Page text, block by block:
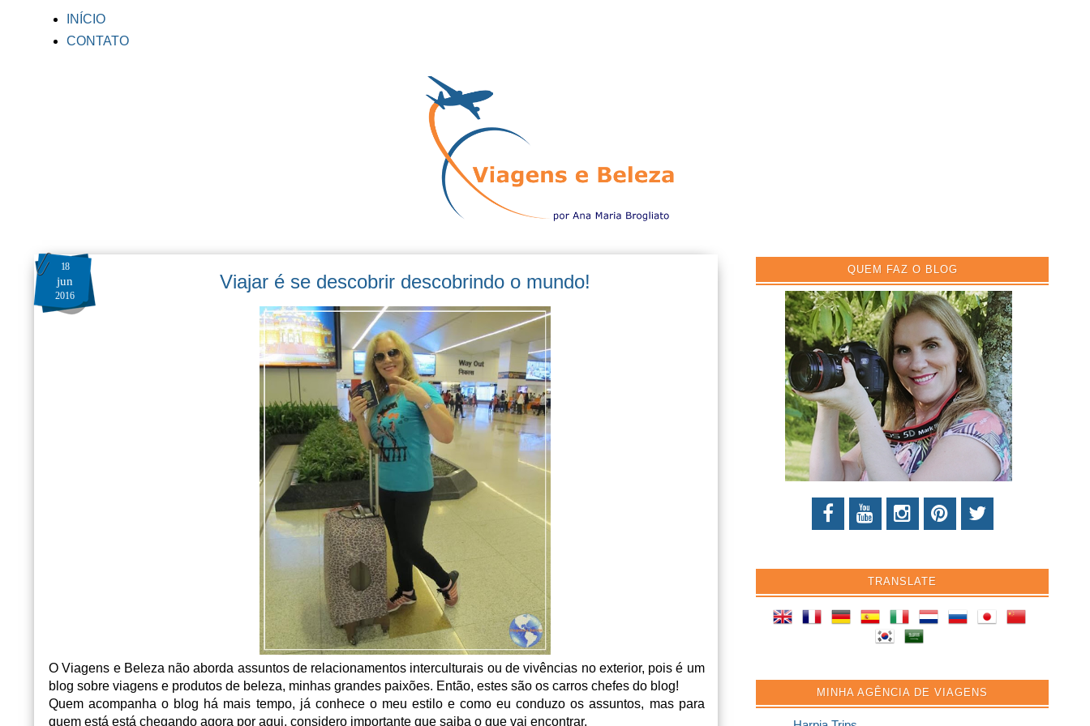
INÍCIO
CONTATO
18
jun
2016
Viajar é se descobrir descobrindo o mundo!
O Viagens e Beleza não aborda assuntos de relacionamentos interculturais ou de vivências no exterior, pois é um
blog sobre viagens e produtos de beleza, minhas grandes paixões. Então, estes são os carros chefes do blog!
Quem acompanha o blog há mais tempo, já conhece o meu estilo e como eu conduzo os assuntos, mas para
quem está está chegando agora por aqui, considero importante que saiba o que vai encontrar.
QUEM FAZ O BLOG
TRANSLATE
MINHA AGÊNCIA DE VIAGENS